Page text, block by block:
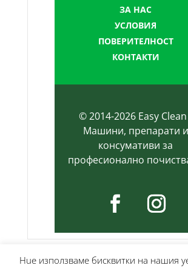
ЗА НАС
УСЛОВИЯ
ПОВЕРИТЕЛНОСТ
КОНТАКТИ
© 2014-2026Easy Clean
Машини, препарати и
консумативи за
професионално
Нue използвамe бисквитки на нашия